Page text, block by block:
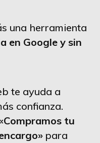
una herramienta
en Google y sin
te ayuda a
confianza.
tu
para